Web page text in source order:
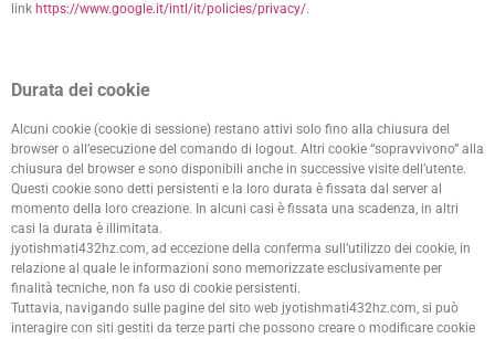
link https://www.google.it/intl/it/policies/privacy/.
Durata dei cookie
Alcuni cookie (cookie di sessione) restano attivi solo fino alla chiusura del
browser o all’esecuzione del comando di logout. Altri cookie “sopravvivono” alla
chiusura del browser e sono disponibili anche in successive visite dell’utente.
Questi cookie sono detti persistenti e la loro durata è fissata dal server al
momento della loro creazione. In alcuni casi è fissata una scadenza, in altri
casi la durata è illimitata.
jyotishmati432hz.com, ad eccezione della conferma sull’utilizzo dei cookie, in
relazione al quale le informazioni sono memorizzate esclusivamente per
finalità tecniche, non fa uso di cookie persistenti.
Tuttavia, navigando sulle pagine del sito web jyotishmati432hz.com, si può
interagire con siti gestiti da terze parti che possono creare o modificare cookie